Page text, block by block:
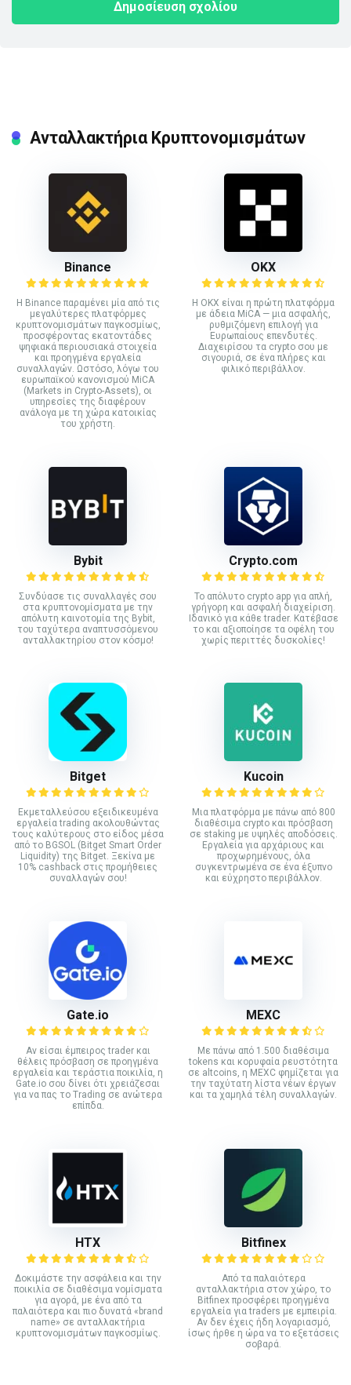
Ανταλλακτήρια Κρυπτονομισμάτων
Binance
Η Binance παραμένει μία από τις
μεγαλύτερες πλατφόρμες
κρυπτονομισμάτων παγκοσμίως,
προσφέροντας εκατοντάδες
ψηφιακά περιουσιακά στοιχεία
και προηγμένα εργαλεία
συναλλαγών. Ωστόσο, λόγω του
ευρωπαϊκού κανονισμού MiCA
(Markets in Crypto-Assets), οι
υπηρεσίες της διαφέρουν
ανάλογα με τη χώρα κατοικίας
του χρήστη.
ΟΚΧ
Η OKX είναι η πρώτη πλατφόρμα
με άδεια MiCA — μια ασφαλής,
ρυθμιζόμενη επιλογή για
Ευρωπαίους επενδυτές.
Διαχειρίσου τα crypto σου με
σιγουριά, σε ένα πλήρες και
φιλικό περιβάλλον.
Bybit
Συνδύασε τις συναλλαγές σου
στα κρυπτονομίσματα με την
απόλυτη καινοτομία της Bybit,
του ταχύτερα αναπτυσσόμενου
ανταλλακτηρίου στον κόσμο!
Crypto.com
Το απόλυτο crypto app για απλή,
γρήγορη και ασφαλή διαχείριση.
Ιδανικό για κάθε trader. Κατέβασε
το και αξιοποίησε τα οφέλη του
χωρίς περιττές δυσκολίες!
Bitget
Εκμεταλλεύσου εξειδικευμένα
εργαλεία trading ακολουθώντας
τους καλύτερους στο είδος μέσα
από το BGSOL (Bitget Smart Order
Liquidity) της Bitget. Ξεκίνα με
10% cashback στις προμήθειες
συναλλαγών σου!
Kucoin
Mια πλατφόρμα με πάνω από 800
διαθέσιμα crypto και πρόσβαση
σε staking με υψηλές αποδόσεις.
Εργαλεία για αρχάριους και
προχωρημένους, όλα
συγκεντρωμένα σε ένα έξυπνο
και εύχρηστο περιβάλλον.
Gate.io
Αν είσαι έμπειρος trader και
θέλεις πρόσβαση σε προηγμένα
εργαλεία και τεράστια ποικιλία, η
Gate.io σου δίνει ότι χρειάζεσαι
για να πας το Trading σε ανώτερα
επίπδα.
MEXC
Με πάνω από 1.500 διαθέσιμα
tokens και κορυφαία ρευστότητα
σε altcoins, η MEXC φημίζεται για
την ταχύτατη λίστα νέων έργων
και τα χαμηλά τέλη συναλλαγών.
HTX
Δοκιμάστε την ασφάλεια και την
ποικιλία σε διαθέσιμα νομίσματα
για αγορά, με ένα από τα
παλαιότερα και πιο δυνατά «brand
name» σε ανταλλακτήρια
κρυπτονομισμάτων παγκοσμίως.
Bitfinex
Από τα παλαιότερα
ανταλλακτήρια στον χώρο, το
Bitfinex προσφέρει προηγμένα
εργαλεία για traders με εμπειρία.
Αν δεν έχεις ήδη λογαριασμό,
ίσως ήρθε η ώρα να το εξετάσεις
σοβαρά.